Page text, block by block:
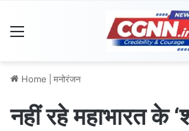
Home मनोरंजन
नहीं रहे महाभारत के